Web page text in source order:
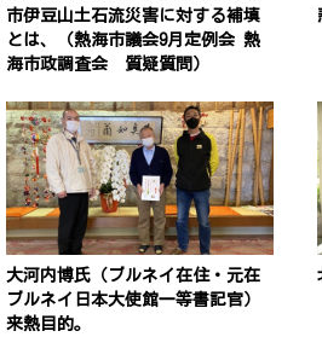
市伊豆山土石流災害に対する補填
とは、（熱海市議会9月定例会 熱
海市政調査会 質疑質問）
大河内博氏（ブルネイ在住・元在
ブルネイ日本大使館一等書記官）
来熱目的。